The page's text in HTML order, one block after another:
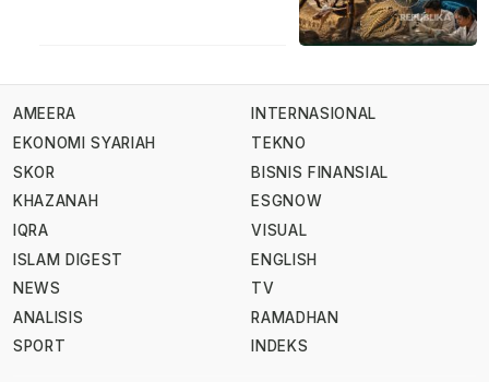
AMEERA
EKONOMI SYARIAH
SKOR
KHAZANAH
IQRA
ISLAM DIGEST
NEWS
ANALISIS
SPORT
INTERNASIONAL
TEKNO
BISNIS FINANSIAL
ESGNOW
VISUAL
ENGLISH
TV
RAMADHAN
INDEKS